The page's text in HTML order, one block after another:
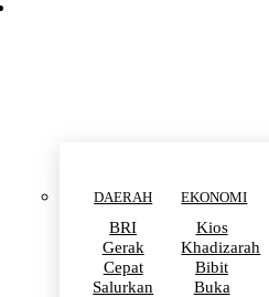
DAERAH
BRI
Gerak
Cepat
Salurkan
EKONOMI
Kios
Khadizarah
Bibit
Buka